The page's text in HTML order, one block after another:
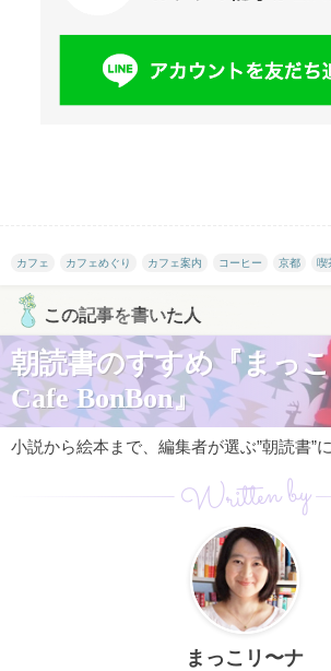
カフェ カフェめぐり カフェ案内 コーヒー 京都 喫
この記事を書いた人
朝読書のすすめ『まっ
Cafe BonBon』
小説から絵本まで、編集者が選ぶ”朝読書”
Written by
まっこリ〜ナ